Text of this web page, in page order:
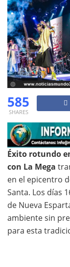
585
SHARES
Éxito rotundo
con La Mega
en el epicentro
Santa. Los días
de Nueva
ambiente sin
para esta